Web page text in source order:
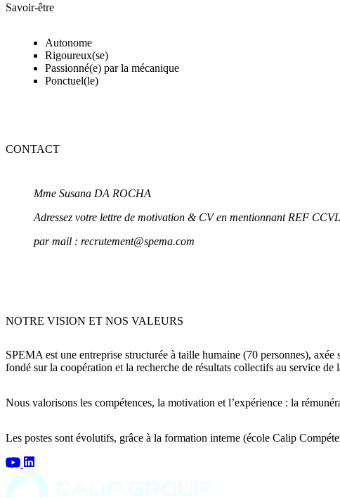
Savoir-être
Autonome
Rigoureux(se)
Passionné(e) par la mécanique
Ponctuel(le)
CONTACT
Mme Susana DA ROCHA
Adressez votre lettre de motivation & CVen mentionnant REF
par mail : recrutement@spema.com
NOTRE VISION ET NOS VALEURS
SPEMA est une entreprise structurée à taille humaine (70 personnes),
fondé sur la coopération et la recherche de résultats collectifs au service de
Nous valorisons les compétences, la motivation et l’expérience : la
Les postes sont évolutifs, grâce à la formation interne (école Calip